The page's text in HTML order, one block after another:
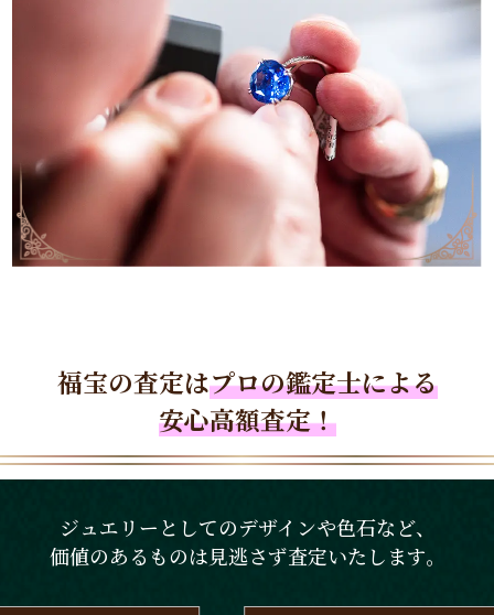
福宝の査定はプロの鑑定士による
安心高額査定！
ジュエリーとしてのデザインや色石など、
価値のあるものは見逃さず査定いたします。